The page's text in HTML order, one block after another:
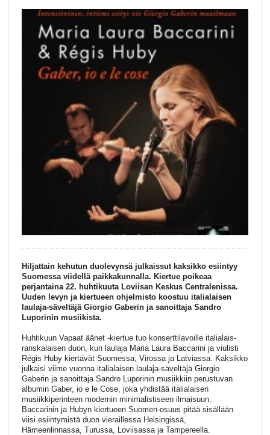
Hiljattain kehutun duolevynsä julkaissut kaksikko esiintyy
Suomessa viidellä paikkakunnalla. Kiertue poikeaa
perjantaina 22. huhtikuuta Loviisan Keskus Centralenissa.
Uuden levyn ja kiertueen ohjelmisto koostuu italialaisen
laulaja-säveltäjä Giorgio Gaberin ja sanoittaja Sandro
Luporinin musiikista.
Huhtikuun Vapaat äänet -kiertue tuo konserttilavoille italialais-
ranskalaisen duon, kun laulaja Maria Laura Baccarini ja viulisti
Régis Huby kiertävät Suomessa, Virossa ja Latviassa. Kaksikko
julkaisi viime vuonna italialaisen laulaja-säveltäjä Giorgio
Gaberin ja sanoittaja Sandro Luporinin musiikkiin perustuvan
albumin Gaber, io e le Cose, joka yhdistää italialaisen
musiikkiperinteen modernin minimalistiseen ilmaisuun.
Baccarinin ja Hubyn kiertueen Suomen-osuus pitää sisällään
viisi esiintymistä duon vieraillessa Helsingissä,
Hämeenlinnassa, Turussa, Loviisassa ja Tampereella.